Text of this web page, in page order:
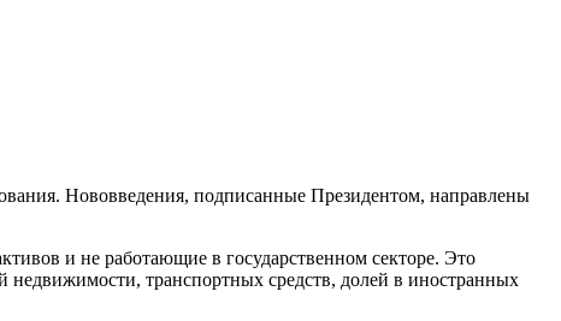
Нововведения, подписанные Президентом, направлены
и не работающие в государственном секторе. Это
недвижимости, транспортных средств, долей в иностранных